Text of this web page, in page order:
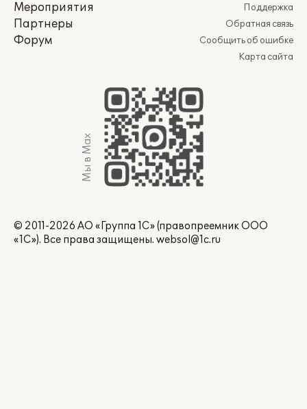
Мероприятия
Партнеры
Форум
Поддержка
Обратная связь
Сообщить об ошибке
Карта сайта
Мы в Max
© 2011-2026 АО «Группа 1С» (правопреемник ООО
«1С»). Все права защищены. websol@1c.ru